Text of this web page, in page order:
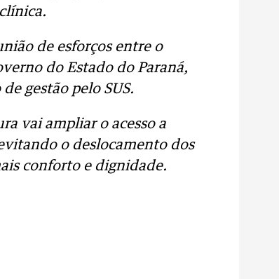
de esforços entre o
do Estado do Paraná,
gestão pelo SUS.
vai ampliar o acesso a
o deslocamento dos
conforto e dignidade.